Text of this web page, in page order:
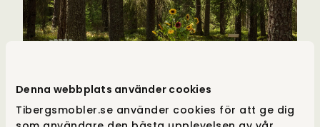
Denna webbplats använder cookies
Tibergsmobler.se använder cookies för att ge dig